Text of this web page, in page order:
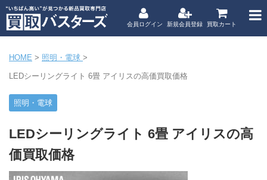
会員ログイン 新規会員登録 買取カート
HOME > 照明・電球 >
LEDシーリングライト 6畳 アイリスの高価買取価格
照明・電球
LEDシーリングライト 6畳 アイリスの高
価買取価格